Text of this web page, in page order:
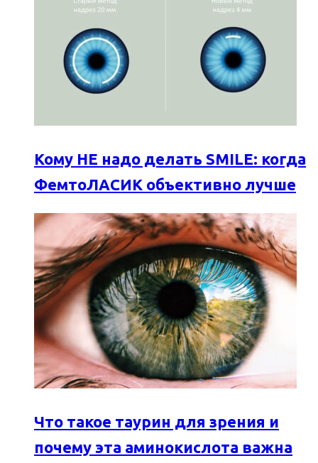
Кому НЕ надо делать SMILE: когда
ФемтоЛАСИК объективно лучше
Что такое таурин для зрения и
почему эта аминокислота важна